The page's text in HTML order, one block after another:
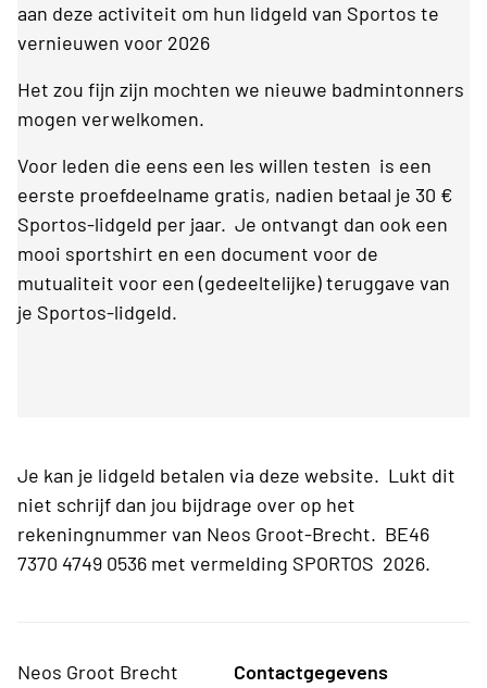
aan deze activiteit om hun lidgeld van Sportos te
vernieuwen voor 2026
Het zou fijn zijn mochten we nieuwe badmintonners
mogen verwelkomen.
Voor leden die eens een les willen testen is een
eerste proefdeelname gratis, nadien betaal je 30 €
Sportos-lidgeld per jaar. Je ontvangt dan ook een
mooi sportshirt en een document voor de
mutualiteit voor een (gedeeltelijke) teruggave van
je Sportos-lidgeld.
Je kan je lidgeld betalen via deze website. Lukt dit
niet schrijf dan jou bijdrage over op het
rekeningnummer van Neos Groot-Brecht. BE46
7370 4749 0536 met vermelding SPORTOS 2026.
Neos Groot Brecht
Contactgegevens